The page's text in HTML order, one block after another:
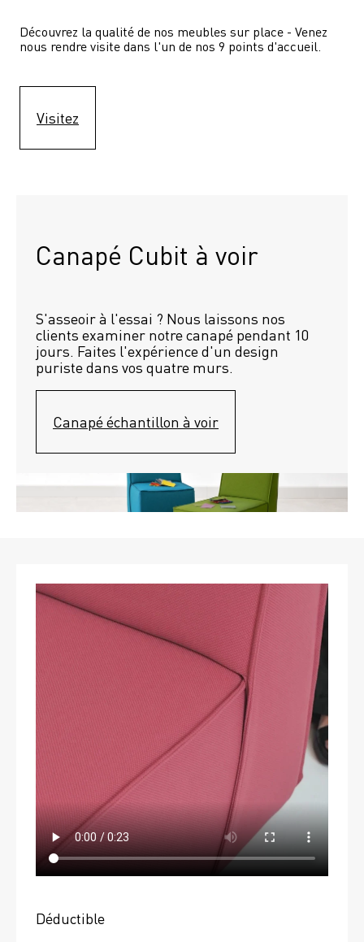
Découvrez la qualité de nos meubles sur place - Venez
nous rendre visite dans l'un de nos 9 points d'accueil.
Visitez
Canapé Cubit à voir
S'asseoir à l'essai ? Nous laissons nos
clients examiner notre canapé pendant 10
jours. Faites l'expérience d'un design
puriste dans vos quatre murs.
Canapé échantillon à voir
Déductible